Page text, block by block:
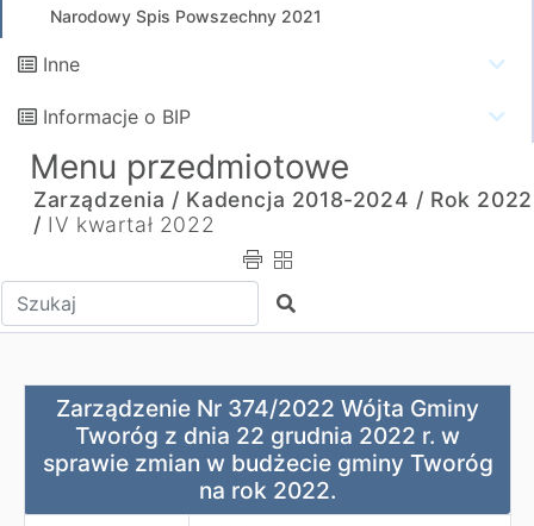
Narodowy Spis Powszechny 2021
Inne
Informacje o BIP
Menu przedmiotowe
Zarządzenia / Kadencja 2018-2024 / Rok 2022
/ IV kwartał 2022
Wpisz tekst do wyszukania Szukaj
Zarządzenie Nr 374/2022 Wójta Gminy Tworóg z
Zarządzenie Nr 374/2022 Wójta Gminy
Tworóg z dnia 22 grudnia 2022 r. w
sprawie zmian w budżecie gminy Tworóg
na rok 2022.